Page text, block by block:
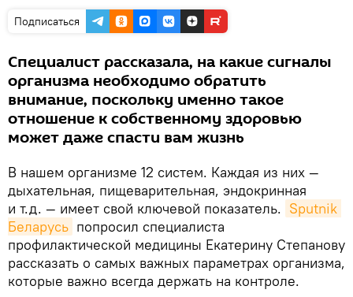
Подписаться
Специалист рассказала, на какие сигналы
организма необходимо обратить
внимание, поскольку именно такое
отношение к собственному здоровью
может даже спасти вам жизнь
В нашем организме 12 систем. Каждая из них —
дыхательная, пищеварительная, эндокринная
и т.д. — имеет свой ключевой показатель. Sputnik
Беларусь попросил специалиста
профилактической медицины Екатерину Степанову
рассказать о самых важных параметрах организма,
которые важно всегда держать на контроле.